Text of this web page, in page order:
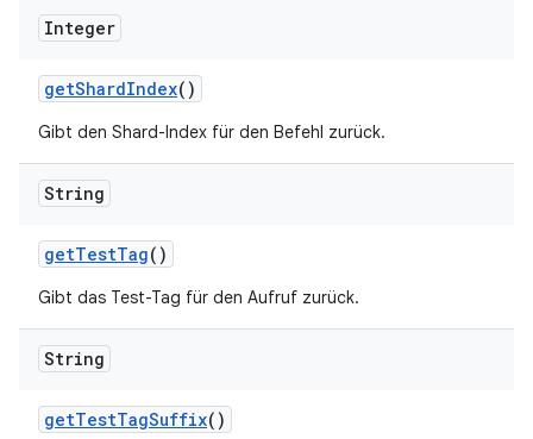
Integer
getShardIndex()
Gibt den Shard-Index für den Befehl zurück.
String
getTestTag()
Gibt das Test-Tag für den Aufruf zurück.
String
getTestTagSuffix()